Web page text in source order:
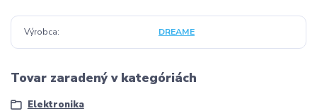
Výrobca DREAME
Tovar zaradený v kategóriách
Elektronika